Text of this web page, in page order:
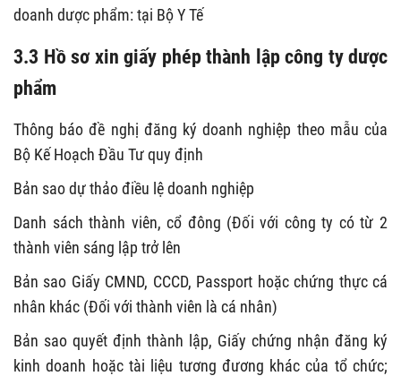
doanh dược phẩm: tại Bộ Y Tế
3.3 Hồ sơ xin giấy phép thành lập công ty dược
phẩm
Thông báo đề nghị đăng ký doanh nghiệp theo mẫu của
Bộ Kế Hoạch Đầu Tư quy định
Bản sao dự thảo điều lệ doanh nghiệp
Danh sách thành viên, cổ đông (Đối với công ty có từ 2
thành viên sáng lập trở lên
Bản sao Giấy CMND, CCCD, Passport hoặc chứng thực cá
nhân khác (Đối với thành viên là cá nhân)
Bản sao quyết định thành lập, Giấy chứng nhận đăng ký
kinh doanh hoặc tài liệu tương đương khác của tổ chức;